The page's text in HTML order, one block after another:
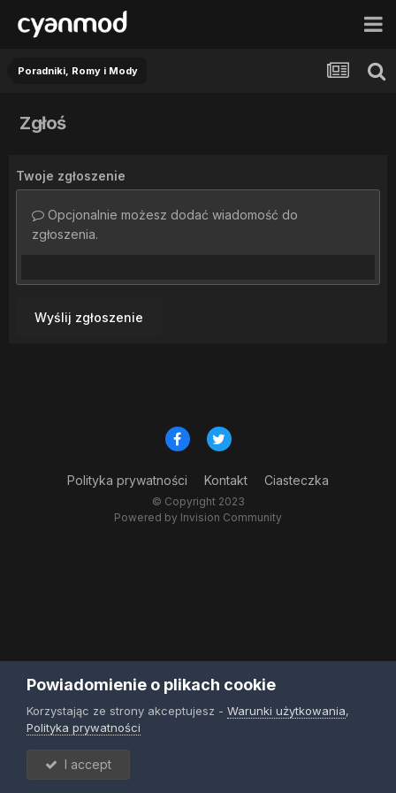
Poradniki, Romy i Mody
Zgłoś
Twoje zgłoszenie
Opcjonalnie możesz dodać wiadomość do
zgłoszenia.
Wyślij zgłoszenie
Polityka prywatności Kontakt Ciasteczka
© Copyright 2023
Powered by Invision Community
Powiadomienie o plikach cookie
Korzystając ze strony akceptujesz - Warunki użytkowania,
Polityka prywatności
I accept